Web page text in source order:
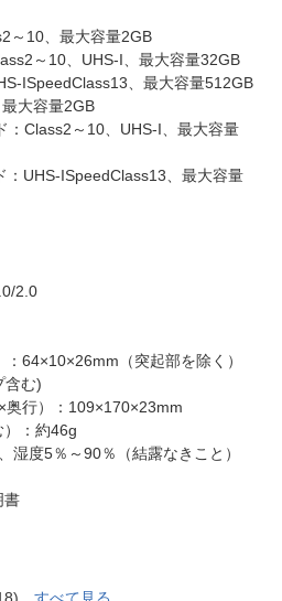
～10、最大容量2GB
～10、UHS-I、最大容量32GB
ISpeedClass13、最大容量512GB
大容量2GB
：Class2～10、UHS-I、最大容量
：UHS-ISpeedClass13、最大容量
2.0
64×10×26mm（突起部を除く）
含む)
奥行）：109×170×23mm
：約46g
度5％～90％（結露なきこと）
書